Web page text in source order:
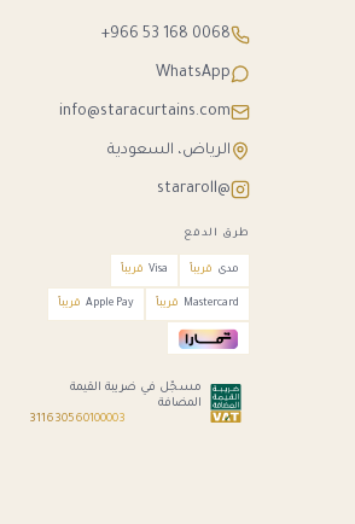
+966 53 168 0068
WhatsApp
info@staracurtains.com
الرياض، السعودية
@stararoll
طرق الدفع
مدى قريباً Visa قريباً
Mastercard قريباً Apple Pay قريباً
مسجّل في ضريبة القيمة
المضافة
311630560100003